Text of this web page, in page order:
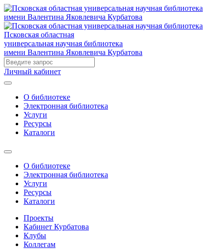
Псковская областная
универсальная научная библиотека
имени Валентина Яковлевича Курбатова
Личный кабинет
О библиотеке
Электронная библиотека
Услуги
Ресурсы
Каталоги
О библиотеке
Электронная библиотека
Услуги
Ресурсы
Каталоги
Проекты
Кабинет Курбатова
Клубы
Коллегам